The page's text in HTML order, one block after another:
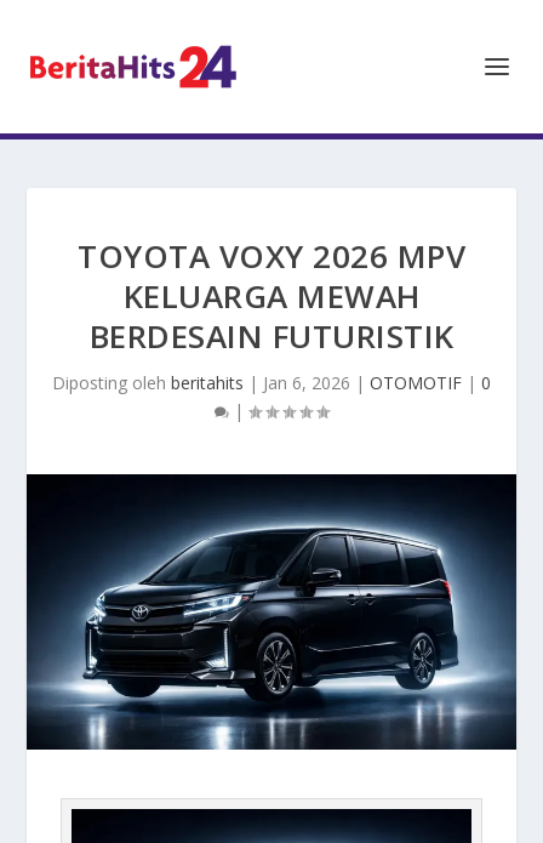
TOYOTA VOXY 2026 MPV
KELUARGA MEWAH
BERDESAIN FUTURISTIK
Diposting oleh beritahits | Jan 6, 2026 | OTOMOTIF | 0
|